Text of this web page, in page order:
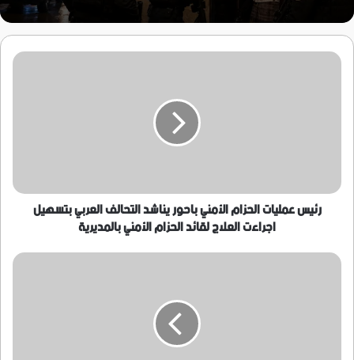
رئيس
بتسهيل
اجراءت
العلاج
الحزام
رئيس عمليات الحزام الأمني باحور يناشد التحالف العربي بتسهيل
اجراءت العلاج لقائد الحزام الأمني بالمديرية
إقامة